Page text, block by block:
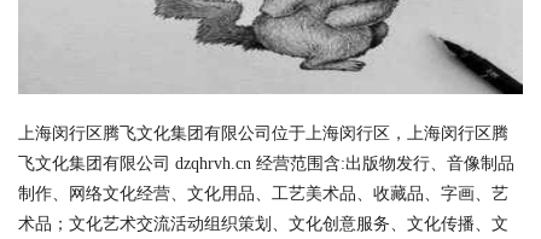
上海闵行区腾飞文化集团有限公司位于上海闵行区，上海闵行区腾
飞文化集团有限公司 dzqhrvh.cn 经营范围含:出版物发行、音像制品
制作、网络文化经营、文化用品、工艺美术品、收藏品、字画、艺
术品；文化艺术交流活动组织策划、文化创意服务、文化传播、文